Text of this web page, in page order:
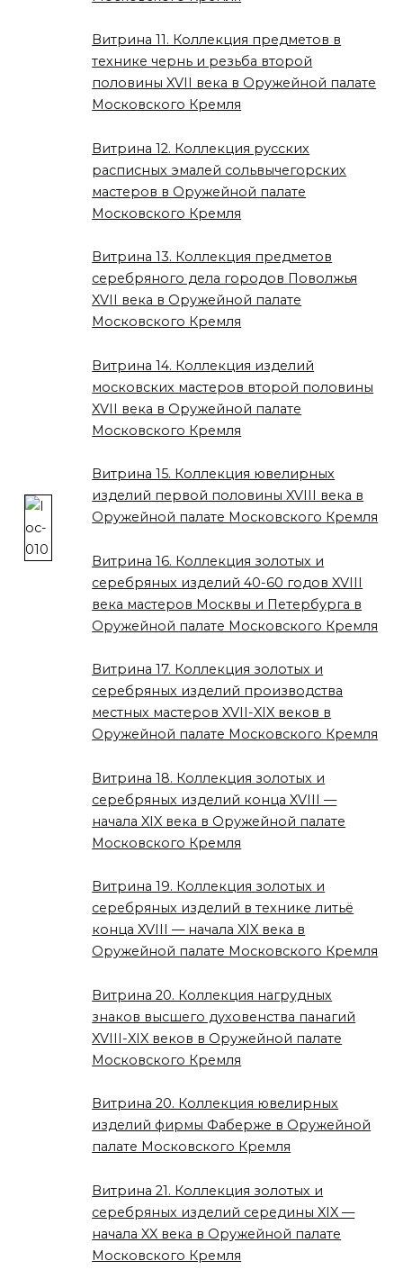
Витрина 11. Коллекция предметов в
технике чернь и резьба второй
половины XVII века в Оружейной палате
Московского Кремля
Витрина 12. Коллекция русских
расписных эмалей сольвычегорских
мастеров в Оружейной палате
Московского Кремля
Витрина 13. Коллекция предметов
серебряного дела городов Поволжья
XVII века в Оружейной палате
Московского Кремля
Витрина 14. Коллекция изделий
московских мастеров второй половины
XVII века в Оружейной палате
Московского Кремля
Витрина 15. Коллекция ювелирных
изделий первой половины XVIII века в
Оружейной палате Московского Кремля
Витрина 16. Коллекция золотых и
серебряных изделий 40-60 годов XVIII
века мастеров Москвы и Петербурга в
Оружейной палате Московского Кремля
Витрина 17. Коллекция золотых и
серебряных изделий производства
местных мастеров XVII-XIX веков в
Оружейной палате Московского Кремля
Витрина 18. Коллекция золотых и
серебряных изделий конца XVIII —
начала XIX века в Оружейной палате
Московского Кремля
Витрина 19. Коллекция золотых и
серебряных изделий в технике литьё
конца XVIII — начала XIX века в
Оружейной палате Московского Кремля
Витрина 20. Коллекция нагрудных
знаков высшего духовенства панагий
XVIII-XIX веков в Оружейной палате
Московского Кремля
Витрина 20. Коллекция ювелирных
изделий фирмы Фаберже в Оружейной
палате Московского Кремля
Витрина 21. Коллекция золотых и
серебряных изделий середины XIX —
начала XX века в Оружейной палате
Московского Кремля